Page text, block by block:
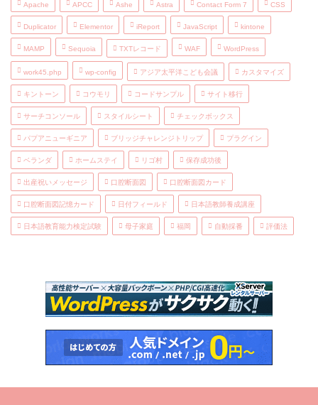
Apache APCC Ashe Astra Contact Form 7 CSS
Duplicator Elementor iReport JavaScript kintone
MAMP Sequoia TXTレコード WAF WordPress
work45.php wp-config アジア太平洋こども会議 カスタマイズ
キントーン コウモリ コードサンプル サイト移行
サーチコンソール スタイルシート チェックボックス
パプアニューギニア ブリッジチャレンジトリップ プラグイン
ベランダ ホームステイ リゴ村 保存成功後
出産祝いメッセージ 口腔断面図 口腔断面図カード
口腔断面図記憶カード 日付フィールド 日本語教師養成講座
日本語教育能力検定試験 母子家庭 福岡 自動採番 評価法